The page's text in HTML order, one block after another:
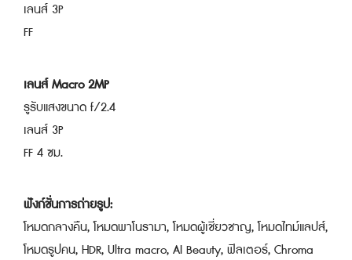
เลนส์ 3P
FF
เลนส์ Macro 2MP
รูรับแสงขนาด f/2.4
เลนส์ 3P
FF 4 ซม.
ฟังก์ชั่นการถ่ายรูป:
โหมดกลางคืน, โหมดพาโนรามา, โหมดผู้เชี่ยวชาญ, โหมดไทม์แลปส์,
โหมดรูปคน, HDR, Ultra macro, AI Beauty, ฟิลเตอร์, Chroma